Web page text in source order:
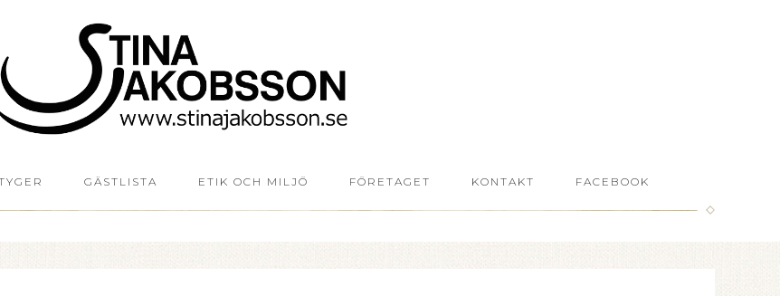
GÄSTLISTA ETIK OCH MILJÖ FÖRETAGET KONTAKT FACEBOOK